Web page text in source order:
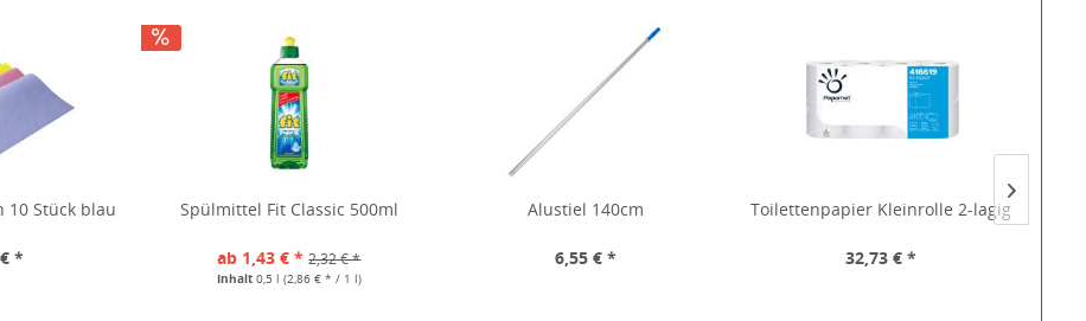
10 Stück blau
*
Spülmittel Fit Classic 500ml
ab 1,43 € * 2,32 € *
Inhalt 0,5 l (2,86 € * / 1 l)
Alustiel 140cm
6,55 € *
Toilettenpapier Kleinrolle 2-lagig
32,73 € *